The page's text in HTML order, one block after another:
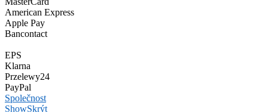
American Express
Apple Pay
Bancontact
EPS
Klarna
Przelewy24
PayPal
Společnost
ShowSkrýt